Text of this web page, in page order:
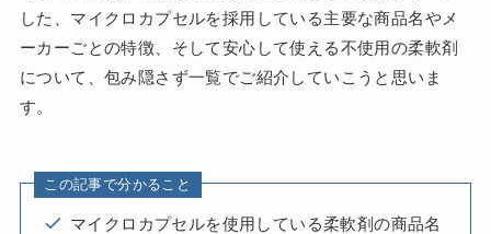
した、マイクロカプセルを採用している主要な商品名やメ
ーカーごとの特徴、そして安心して使える不使用の柔軟剤
について、包み隠さず一覧でご紹介していこうと思いま
す。
この記事で分かること
マイクロカプセルを使用している柔軟剤の商品名